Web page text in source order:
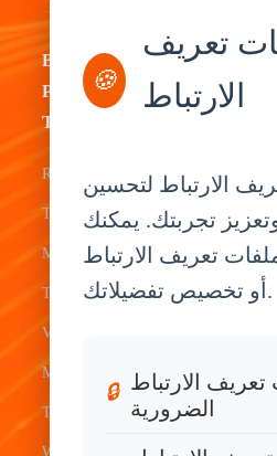
By
Product
Type
Rugged
Tablets
Mobile Data
Terminal
Vehicle
Mount
Tablets
Waterproof
By
Industry
Management
Bus &
Transit
Transportation
Construction
Field
🍪
تعريف
الارتباط
الارتباط لتحسين
تجربتك. يمكنك
تعريف الارتباط
أو تخصيص تفضيلاتك.
🔒 تعريف الارتباط
الضرورية